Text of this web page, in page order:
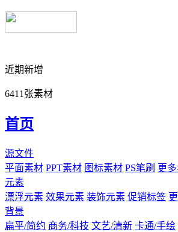
近期新增
6411张素材
首页
源文件
平面素材 PPT素材 图标素材 PS笔刷 更
元素
漂浮元素 效果元素 装饰元素 促销标签
背景
扁平/简约 商务/科技 文艺/清新 卡通/手绘